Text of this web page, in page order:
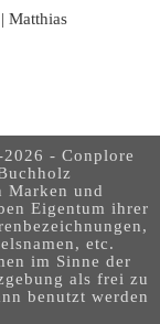
Matthias
- Conplore
Marken und
Eigentum ihrer
etc.
im Sinne der
als frei zu
benutzt werden